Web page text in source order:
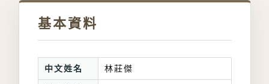
基本資料
中文姓名 林莊傑